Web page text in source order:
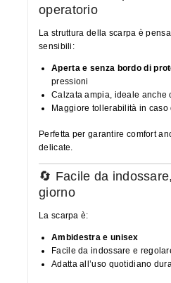
operatorio
La struttura della scarpa è
sensibili:
Aperta e senza bordo di
pressioni
Calzata ampia, ideale anche
Maggiore tollerabilità in caso
Perfetta per garantire comfort
delicate.
🔄 Facile da
giorno
La scarpa è:
Ambidestra e unisex
Facile da indossare e
Adatta all’uso quotidiano